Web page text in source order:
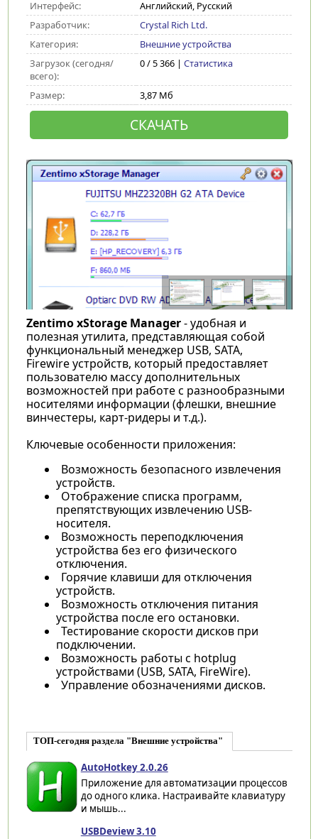
Интерфейс:
Английский, Русский
Разработчик:
Crystal Rich Ltd.
Категория:
Внешние устройства
Загрузок (сегодня/
всего):
0 / 5 366 | Статистика
Размер: 3,87 Мб
СКАЧАТЬ
Zentimo xStorage Manager- удобная и
полезная утилита, представляющая собой
функциональный менеджер USB, SATA,
Firewire устройств, который предоставляет
пользователю массу дополнительных
возможностей при работе с разнообразными
носителями информации (флешки, внешние
винчестеры, карт-ридеры и т.д.).
Ключевые особенности приложения:
Возможность безопасного извлечения
устройств.
Отображение списка программ,
препятствующих извлечению USB-
носителя.
Возможность переподключения
устройства без его физического
отключения.
Горячие клавиши для отключения
устройств.
Возможность отключения питания
устройства после его остановки.
Тестирование скорости дисков при
подключении.
Возможность работы с hotplug
устройствами (USB, SATA, FireWire).
Управление обозначениями дисков.
ТОП-сегодня раздела "Внешние устройства"
AutoHotkey 2.0.26
Приложение для автоматизации процессов
до одного клика. Настраивайте клавиатуру
и мышь...
USBDeview 3.10